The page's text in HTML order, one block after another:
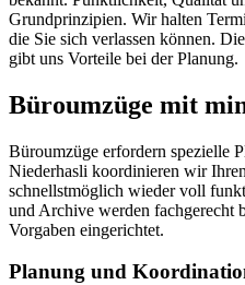
Grundprinzipien. Wir halten
die Sie sich verlassen können.
gibt uns Vorteile bei der Planung.
Büroumzüge mit
Büroumzüge erfordern spezielle
Niederhasli koordinieren wir
schnellstmöglich wieder voll
und Archive werden fachgerecht
Vorgaben eingerichtet.
Planung und